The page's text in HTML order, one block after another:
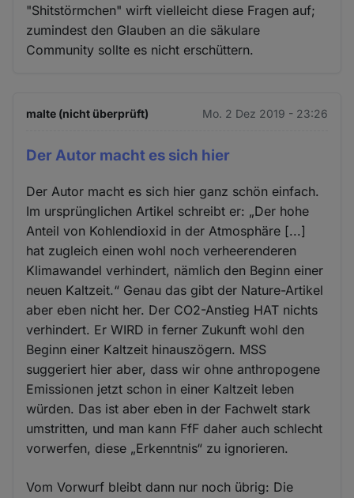
"Shitstörmchen" wirft vielleicht diese Fragen auf;
zumindest den Glauben an die säkulare
Community sollte es nicht erschüttern.
malte (nicht überprüft) Mo. 2 Dez 2019 - 23:26
Der Autor macht es sich hier
Der Autor macht es sich hier ganz schön einfach.
Im ursprünglichen Artikel schreibt er: „Der hohe
Anteil von Kohlendioxid in der Atmosphäre [...]
hat zugleich einen wohl noch verheerenderen
Klimawandel verhindert, nämlich den Beginn einer
neuen Kaltzeit.“ Genau das gibt der Nature-Artikel
aber eben nicht her. Der CO2-Anstieg HAT nichts
verhindert. Er WIRD in ferner Zukunft wohl den
Beginn einer Kaltzeit hinauszögern. MSS
suggeriert hier aber, dass wir ohne anthropogene
Emissionen jetzt schon in einer Kaltzeit leben
würden. Das ist aber eben in der Fachwelt stark
umstritten, und man kann FfF daher auch schlecht
vorwerfen, diese „Erkenntnis“ zu ignorieren.
Vom Vorwurf bleibt dann nur noch übrig: Die